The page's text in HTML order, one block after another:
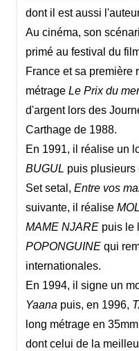
dont il est aussi
Au cinéma, son
primé au festival du
France et sa première
métrage Le Prix du
d'argent lors des
Carthage de 1988.
En 1991, il réalise un
BUGUL puis plusieurs
Set setal, Entre vos
suivante, il réalise
MAME NJARE puis le
POPONGUINE qui
internationales.
En 1994, il signe un
Yaana puis, en 1996,
long métrage en
dont celui de la